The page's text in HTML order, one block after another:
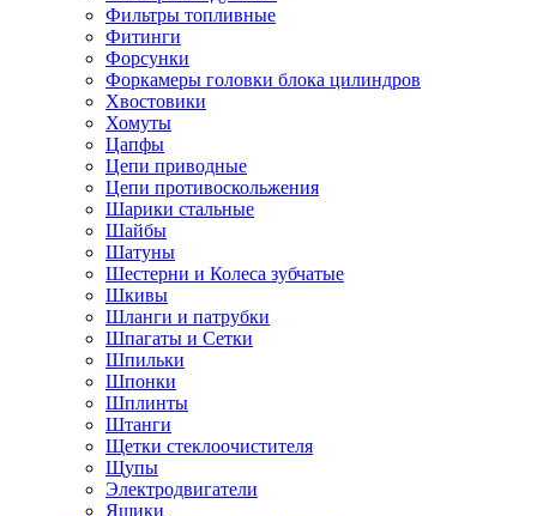
Фильтры топливные
Фитинги
Форсунки
Форкамеры головки блока цилиндров
Хвостовики
Хомуты
Цапфы
Цепи приводные
Цепи противоскольжения
Шарики стальные
Шайбы
Шатуны
Шестерни и Колеса зубчатые
Шкивы
Шланги и патрубки
Шпагаты и Сетки
Шпильки
Шпонки
Шплинты
Штанги
Щетки стеклоочистителя
Щупы
Электродвигатели
Ящики